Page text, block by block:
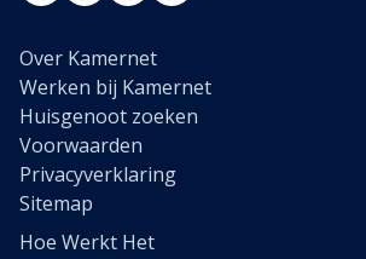
Over Kamernet
Werken bij Kamernet
Huisgenoot zoeken
Voorwaarden
Privacyverklaring
Sitemap
Hoe Werkt Het